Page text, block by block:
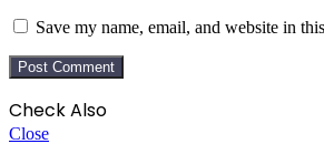
Save my name, email, and website in
Check Also
Close